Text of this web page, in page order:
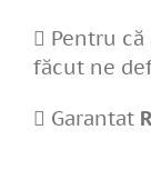
Pentru
făcut ne
Garantat